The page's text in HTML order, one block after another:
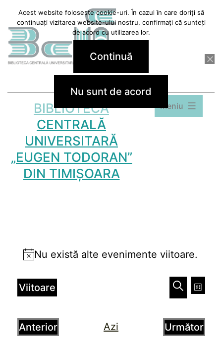
conținut
BIBLIOTECA
CENTRALĂ
UNIVERSITARĂ
„EUGEN TODORAN”
DIN TIMIȘOARA
Meniu
Evenimente
Notificare
Nu există alte evenimente viitoare.
Caută
Listă
Viitoare
data.
Anterior
Azi
Următor
Acest website folosește cookie-uri. În cazul în care doriți să
continuați vizitarea website-ului nostru, confirmați că sunteți
de acord cu utilizarea lor.
Continuă
Nu sunt de acord